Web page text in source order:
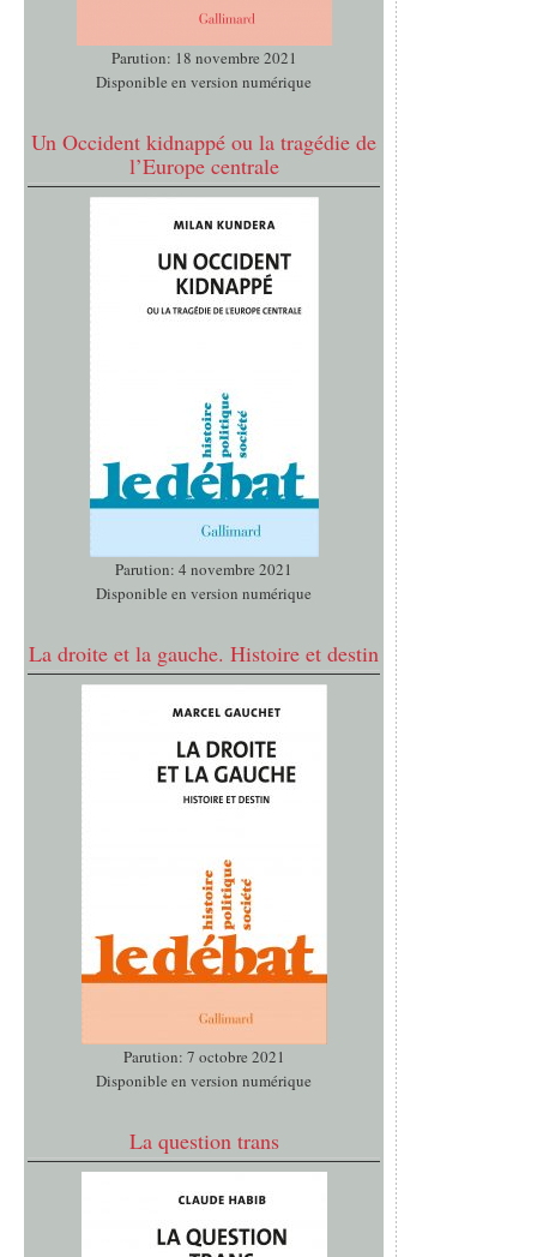
Parution: 18 novembre 2021
Disponible en version numérique
Un Occident kidnappé ou la tragédie de
l’Europe centrale
Parution: 4 novembre 2021
Disponible en version numérique
La droite et la gauche. Histoire et destin
Parution: 7 octobre 2021
Disponible en version numérique
La question trans